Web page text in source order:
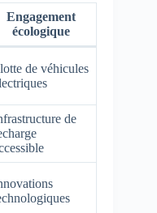
Engagement
écologique
de véhicules
de